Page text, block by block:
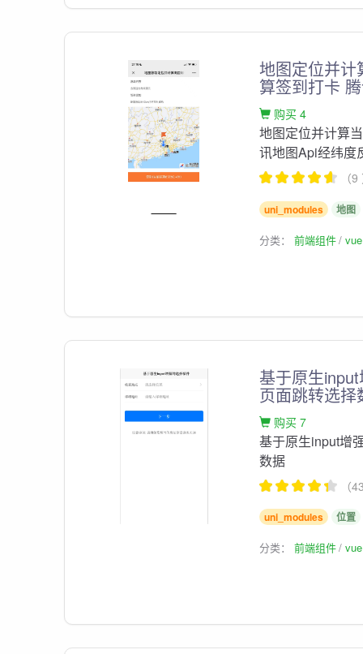
地图定位并计
算签到打卡
购买 4
地图定位并计算
讯地图Api经纬度
（
uni_modules 地图
分类：前端组件
基于原生
页面跳转选择
购买 7
基于原生input增
数据
（
uni_modules 位置
分类：前端组件